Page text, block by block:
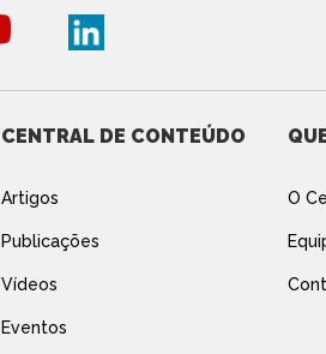
CENTRAL DE CONTEÚDO
Artigos
Publicações
Vídeos
Eventos
O